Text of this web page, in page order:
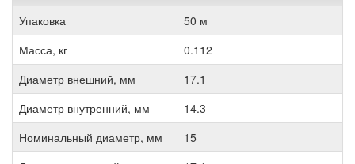
Упаковка
50 м
Масса, кг
0.112
Диаметр внешний, мм
17.1
Диаметр внутренний, мм
14.3
Номинальный диаметр, мм
15